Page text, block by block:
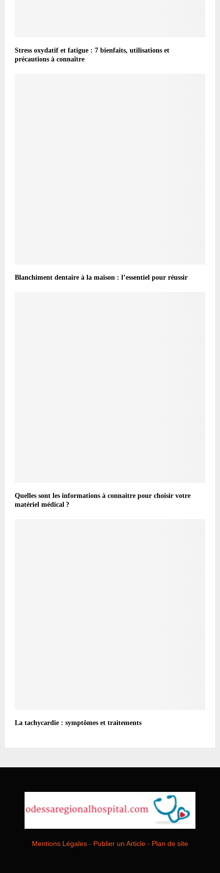
Stress oxydatif et fatigue : 7 bienfaits, utilisations et
précautions à connaître
Blanchiment dentaire à la maison : l’essentiel pour réussir
Quelles sont les informations à connaitre pour choisir votre
matériel médical ?
La tachycardie : symptômes et traitements
Mentions Légales - Publier un Article - Plan de site